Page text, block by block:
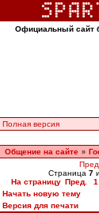
Официальный сайт
Полная версия
Общение на сайте »
Страница 7
На страницу Пред. 1
Начать новую тему
Версия для печати